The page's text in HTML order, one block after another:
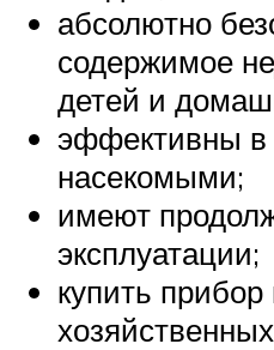
абсолютно
содержимое
детей и
эффективны в
насекомыми;
имеют
эксплуатации;
купить